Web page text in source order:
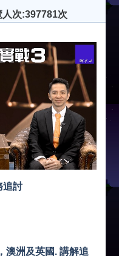
人次:397781次
追討
澳洲及英國. 講解追